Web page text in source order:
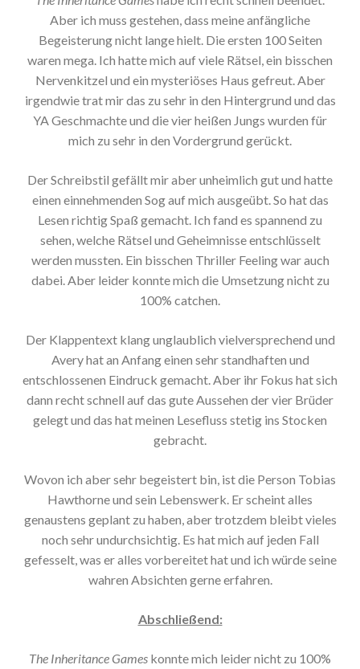
Aber ich muss gestehen, dass meine anfängliche
Begeisterung nicht lange hielt. Die ersten 100 Seiten
waren mega. Ich hatte mich auf viele Rätsel, ein bisschen
Nervenkitzel und ein mysteriöses Haus gefreut. Aber
irgendwie trat mir das zu sehr in den Hintergrund und das
YA Geschmachte und die vier heißen Jungs wurden für
mich zu sehr in den Vordergrund gerückt.
Der Schreibstil gefällt mir aber unheimlich gut und hatte
einen einnehmenden Sog auf mich ausgeübt. So hat das
Lesen richtig Spaß gemacht. Ich fand es spannend zu
sehen, welche Rätsel und Geheimnisse entschlüsselt
werden mussten. Ein bisschen Thriller Feeling war auch
dabei. Aber leider konnte mich die Umsetzung nicht zu
100% catchen.
Der Klappentext klang unglaublich vielversprechend und
Avery hat an Anfang einen sehr standhaften und
entschlossenen Eindruck gemacht. Aber ihr Fokus hat sich
dann recht schnell auf das gute Aussehen der vier Brüder
gelegt und das hat meinen Lesefluss stetig ins Stocken
gebracht.
Wovon ich aber sehr begeistert bin, ist die Person Tobias
Hawthorne und sein Lebenswerk. Er scheint alles
genaustens geplant zu haben, aber trotzdem bleibt vieles
noch sehr undurchsichtig. Es hat mich auf jeden Fall
gefesselt, was er alles vorbereitet hat und ich würde seine
wahren Absichten gerne erfahren.
Abschließend:
The Inheritance Games konnte mich leider nicht zu 100%